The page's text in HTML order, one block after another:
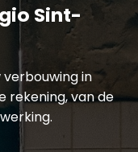
Sint-
in
rekening, van de